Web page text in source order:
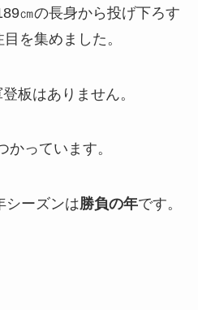
㎝の長身から投げ下ろす
を集めました。
板はありません。
かっています。
シーズンは勝負の年です。